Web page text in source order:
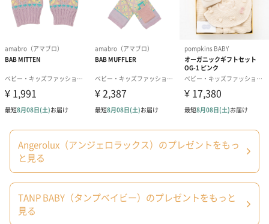
ッセージが。
「プレゼントを贈る人・受け取る人どちらも嬉しい気持ちになっ
舐めても安心
また食品衛生法をクリアした塗料を使用しているので、舐めても
安全。安心して遊ぶことができます。
選べるデザインは2種類
Angerolux（アンジェロラックス）のプレゼントをもっ
と見る
TANP BABY（タンプベイビー）のプレゼントをもっと
見る